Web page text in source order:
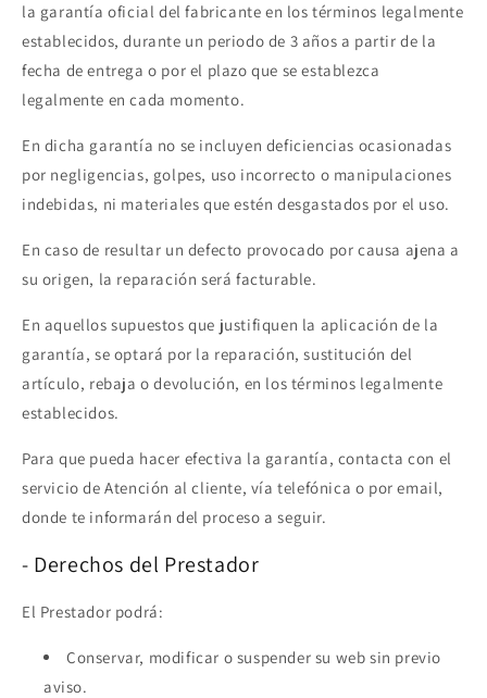
la garantía oficial del fabricante en los términos legalmente
establecidos, durante un periodo de 3 años a partir de la
fecha de entrega o por el plazo que se establezca
legalmente en cada momento.
En dicha garantía no se incluyen deficiencias ocasionadas
por negligencias, golpes, uso incorrecto o manipulaciones
indebidas, ni materiales que estén desgastados por el uso.
En caso de resultar un defecto provocado por causa ajena a
su origen, la reparación será facturable.
En aquellos supuestos que justifiquen la aplicación de la
garantía, se optará por la reparación, sustitución del
artículo, rebaja o devolución, en los términos legalmente
establecidos.
Para que pueda hacer efectiva la garantía, contacta con el
servicio de Atención al cliente, vía telefónica o por email,
donde te informarán del proceso a seguir.
- Derechos del Prestador
El Prestador podrá:
Conservar, modificar o suspender su web sin previo
aviso.